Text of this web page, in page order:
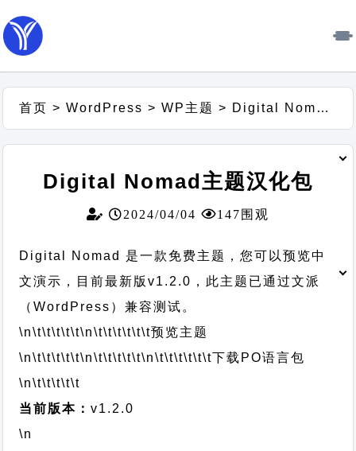
首页 >WordPress >WP主题 > Digital Nomad主题汉化包
Digital Nomad主题汉化包
2024/04/04 147围观
Digital Nomad 是一款免费主题，您可以预览中
文演示，目前最新版v1.2.0，此主题已通过文派
（WordPress）兼容测试。
\n\t\t\t\t\t\n\t\t\t\t\t\t预览主题
\n\t\t\t\t\t\n\t\t\t\t\t\n\t\t\t\t\t\t下载PO语言包
\n\t\t\t\t\t
当前版本：v1.2.0
\n